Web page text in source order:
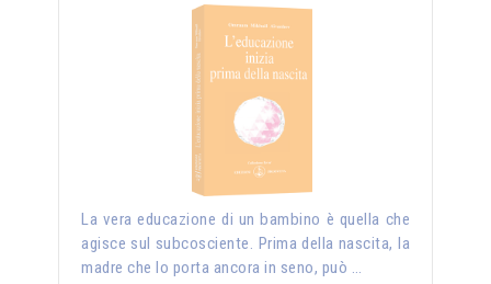
La vera educazione di un bambino è quella che
agisce sul subcosciente. Prima della nascita, la
madre che lo porta ancora in seno, può …